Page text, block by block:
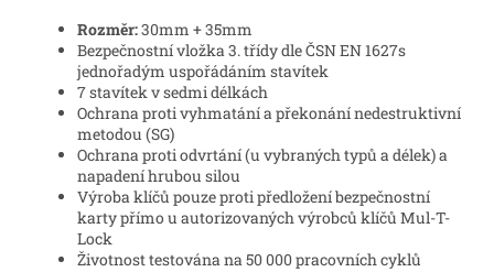
Rozměr:30mm + 35mm
Bezpečnostní vložka 3. třídy dle ČSN EN 1627s
jednořadým uspořádáním stavítek
7 stavítek v sedmi délkách
Ochrana proti vyhmatání a překonání nedestruktivní
metodou (SG)
Ochrana proti odvrtání (u vybraných typů a délek) a
napadení hrubou silou
Výroba klíčů pouze proti předložení bezpečnostní
karty přímo u autorizovaných výrobců klíčů Mul-T-
Lock
Životnost testována na 50 000 pracovních cyklů